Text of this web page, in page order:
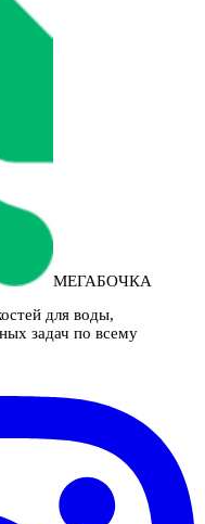
МЕГАБОЧКА
для воды,
задач по всему